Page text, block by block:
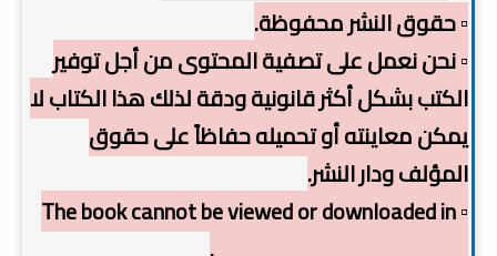
▫️ حقوق النشر محفوظة.
▫️ نحن نعمل على تصفية المحتوى من أجل توفير
الكتب بشكل أكثر قانونية ودقة لذلك هذا الكتاب لا
يمكن معاينته أو تحميله حفاظاً على حقوق
المؤلف ودار النشر.
▫️ The book cannot be viewed or downloaded in